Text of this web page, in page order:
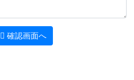
確認画面へ